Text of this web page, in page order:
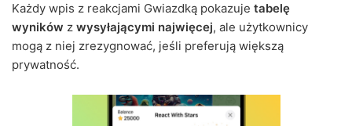
Każdy wpis z reakcjami Gwiazdką pokazuje tabelę
wyników z wysyłającymi najwięcej, ale użytkownicy
mogą z niej zrezygnować, jeśli preferują większą
prywatność.